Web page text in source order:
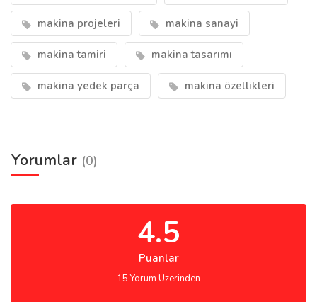
makina projeleri makina sanayi
makina tamiri makina tasarımı
makina yedek parça makina özellikleri
Yorumlar (0)
4.5
Puanlar
15 Yorum Uzerinden